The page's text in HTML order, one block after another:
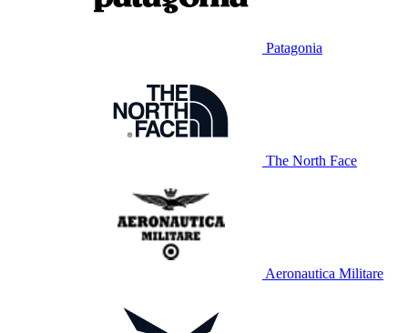
Patagonia
The North Face
Aeronautica Militare